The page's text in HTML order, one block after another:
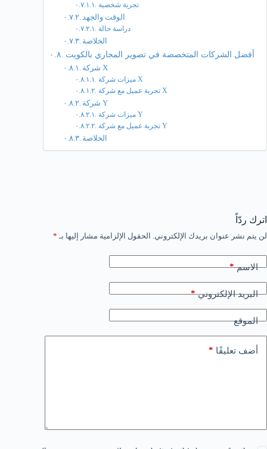
تجربة شخصية
الوقت والجهد
دراسة حالة
الخلاصة
أفضل الشركات المتخصصة في تصوير المجاري بالكويت
شركة X
ميزات شركة X
تجربة عميل مع شركة X
شركة Y
ميزات شركة Y
تجربة عميل مع شركة Y
الخلاصة
اترك ردّاً
لن يتم نشر عنوان بريدك الإلكتروني. الحقول الإلزامية مشار إليها بـ *
الاسم*
البريد الإلكتروني*
الموقع
أضف تعليقًا *